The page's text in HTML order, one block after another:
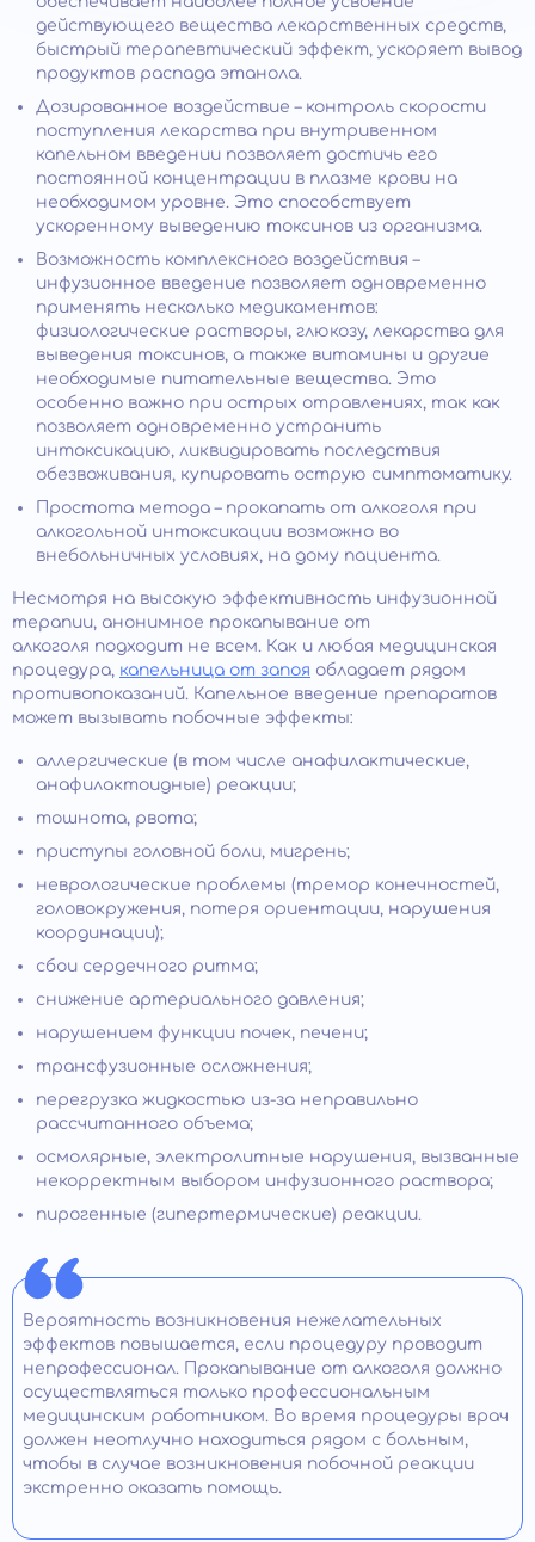
действующего вещества лекарственных средств,
быстрый терапевтический эффект, ускоряет вывод
продуктов распада этанола.
Дозированное воздействие – контроль скорости
поступления лекарства при внутривенном
капельном введении позволяет достичь его
постоянной концентрации в плазме крови на
необходимом уровне. Это способствует
ускоренному выведению токсинов из организма.
Возможность комплексного воздействия –
инфузионное введение позволяет одновременно
применять несколько медикаментов:
физиологические растворы, глюкозу, лекарства для
выведения токсинов, а также витамины и другие
необходимые питательные вещества. Это
особенно важно при острых отравлениях, так как
позволяет одновременно устранить
интоксикацию, ликвидировать последствия
обезвоживания, купировать острую симптоматику.
Простота метода – прокапать от алкоголя при
алкогольной интоксикации возможно во
внебольничных условиях, на дому пациента.
Несмотря на высокую эффективность инфузионной
терапии, анонимное прокапывание от
алкоголя подходит не всем. Как и любая медицинская
процедура, капельница от запоя обладает рядом
противопоказаний. Капельное введение препаратов
может вызывать побочные эффекты:
аллергические (в том числе анафилактические,
анафилактоидные) реакции;
тошнота, рвота;
приступы головной боли, мигрень;
неврологические проблемы (тремор конечностей,
головокружения, потеря ориентации, нарушения
координации);
сбои сердечного ритма;
снижение артериального давления;
нарушением функции почек, печени;
трансфузионные осложнения;
перегрузка жидкостью из-за неправильно
рассчитанного объема;
осмолярные, электролитные нарушения, вызванные
некорректным выбором инфузионного раствора;
пирогенные (гипертермические) реакции.
Вероятность возникновения нежелательных
эффектов повышается, если процедуру проводит
непрофессионал. Прокапывание от алкоголя должно
осуществляться только профессиональным
медицинским работником. Во время процедуры врач
должен неотлучно находиться рядом с больным,
чтобы в случае возникновения побочной реакции
экстренно оказать помощь.